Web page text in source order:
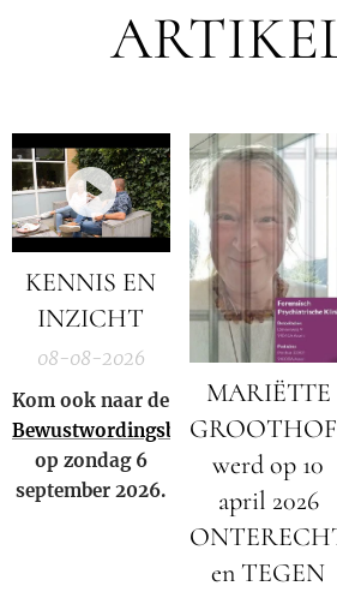
KENNIS EN
INZICHT
08-08-2026
Kom ook naar de
Bewustwordingsbeurs
op zondag 6
september 2026.
MARIËTTE
werd op 10
april 2026
en TEGEN